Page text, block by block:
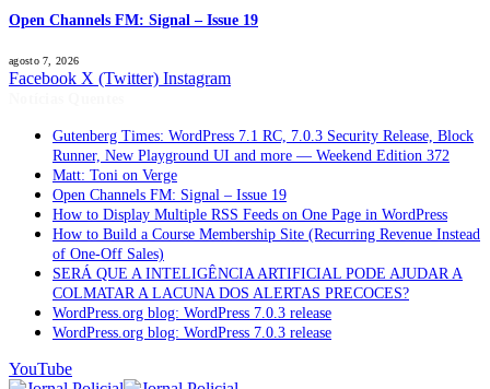
Open Channels FM: Signal – Issue 19
agosto 7, 2026
Facebook X (Twitter) Instagram
Gutenberg Times: WordPress 7.1 RC, 7.0.3 Security Release, Block
Runner, New Playground UI and more — Weekend Edition 372
Matt: Toni on Verge
Open Channels FM: Signal – Issue 19
How to Display Multiple RSS Feeds on One Page in WordPress
How to Build a Course Membership Site (Recurring Revenue Instead
of One-Off Sales)
SERÁ QUE A INTELIGÊNCIA ARTIFICIAL PODE AJUDAR A
COLMATAR A LACUNA DOS ALERTAS PRECOCES?
WordPress.org blog: WordPress 7.0.3 release
WordPress.org blog: WordPress 7.0.3 release
YouTube